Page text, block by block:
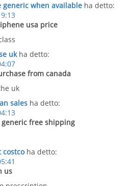
when available ha detto:
usa price
uk ha detto:
from canada
uk
sales ha detto:
free shipping
costco ha detto:
us